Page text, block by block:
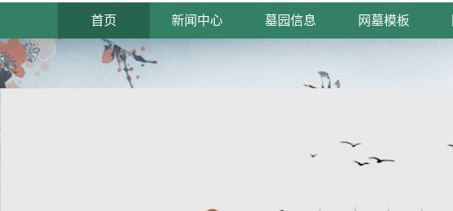
首页 新闻中心 墓园信息 网墓模板